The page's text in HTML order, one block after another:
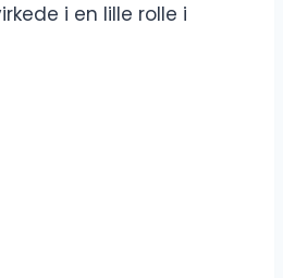
i en lille rolle i